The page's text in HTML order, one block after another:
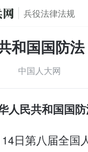
兵役法律法规
和国国防法
中国人大网
人民共和国国
14日第八届全国